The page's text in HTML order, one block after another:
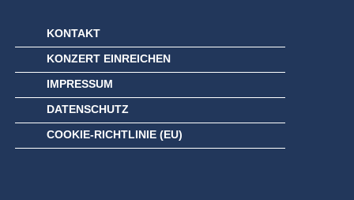
KONTAKT
KONZERT EINREICHEN
IMPRESSUM
DATENSCHUTZ
COOKIE-RICHTLINIE (EU)